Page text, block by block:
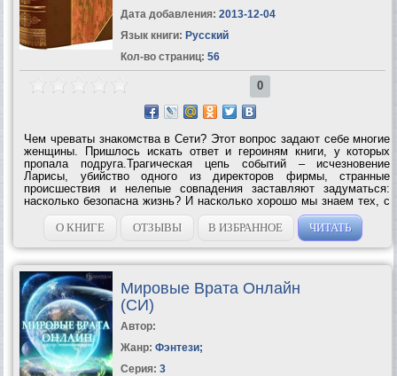
Дата добавления: 2013-12-04
Язык книги: Русский
Кол-во страниц: 56
0
Чем чреваты знакомства в Сети? Этот вопрос задают себе многие
женщины. Пришлось искать ответ и героиням книги, у которых
пропала подруга.Трагическая цепь событий – исчезновение
Ларисы, убийство одного из директоров фирмы, странные
происшествия и нелепые совпадения заставляют задуматься:
насколько безопасна жизнь? И насколько хорошо мы знаем тех, с
кем проводим все рабочее время на сжатом пространстве
обычного офиса? Жизнь резко...
О КНИГЕ ОТЗЫВЫ В ИЗБРАННОЕ ЧИТАТЬ
Мировые Врата Онлайн
(СИ)
Автор:
Жанр: Фэнтези;
Серия: 3